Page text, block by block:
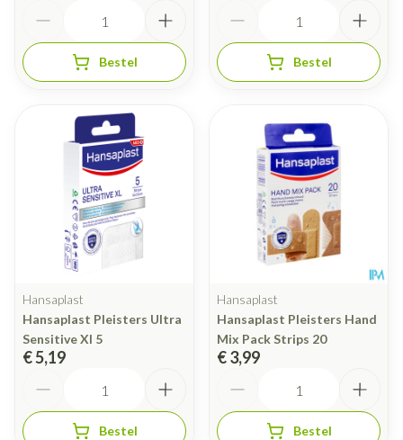
Bestel Bestel
Hansaplast
Hansaplast Pleisters Ultra
Sensitive Xl 5
€ 5,19
Bestel
Hansaplast
Hansaplast Pleisters Hand
Mix Pack Strips 20
€ 3,99
Bestel